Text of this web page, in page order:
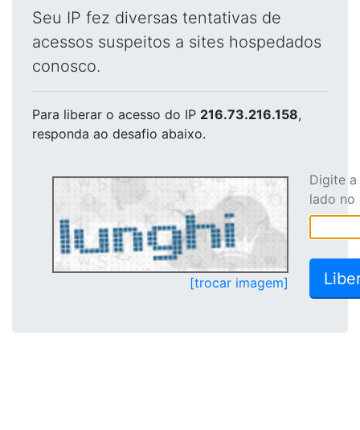
Seu IP fez diversas tentativas de
acessos suspeitos a sites hospedados
conosco.
Para liberar o acesso do IP 216.73.216.158,
responda ao desafio abaixo.
[trocar imagem]
Digite
lado no